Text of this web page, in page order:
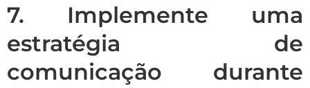
7. Implemente uma
estratégia de
comunicação durante